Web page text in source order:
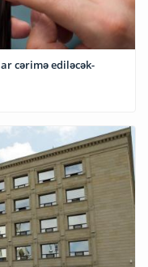
cərimə ediləcək-